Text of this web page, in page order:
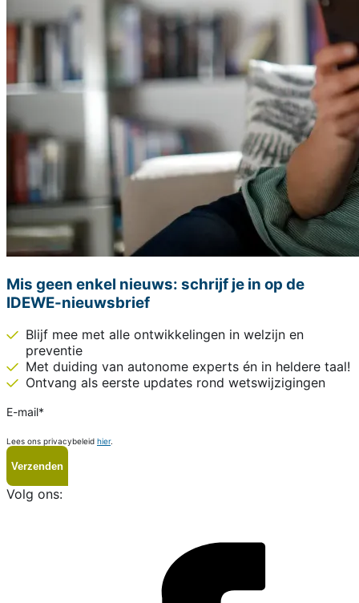
Mis geen enkel nieuws: schrijf je in op de
IDEWE-nieuwsbrief
Blijf mee met alle ontwikkelingen in welzijn en
preventie
Met duiding van autonome experts én in heldere taal!
Ontvang als eerste updates rond wetswijzigingen
E-mail*
Lees ons privacybeleid hier.
Volg ons: